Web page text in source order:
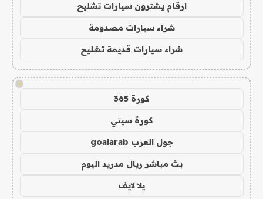
ارقام يشترون سيارات تشليح
شراء سيارات مصدومة
شراء سيارات قديمة تشليح
!
كورة 365
كورة سيتي
جول العرب goalarab
بث مباشر ريال مدريد اليوم
يلا لايف